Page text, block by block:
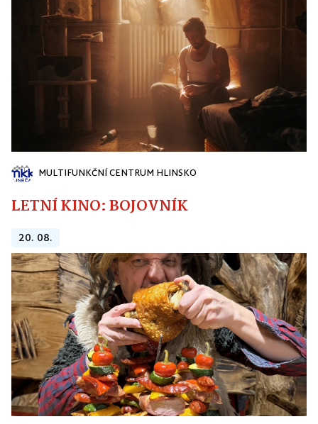
MULTIFUNKČNÍ CENTRUM HLINSKO
LETNÍ KINO: BOJOVNÍK
20. 08.